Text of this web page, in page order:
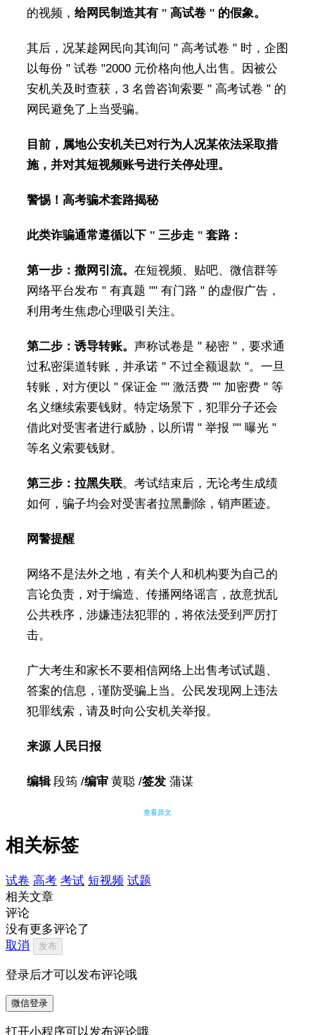
的视频， 给网民制造其有 " 高试卷 " 的假象。
其后，况某趁网民向其询问 " 高考试卷 " 时，企图
以每份 " 试卷 "2000 元价格向他人出售。因被公
安机关及时查获，3 名曾咨询索要 " 高考试卷 " 的
网民避免了上当受骗。
目前，属地公安机关已对行为人况某依法采取措
施，并对其短视频账号进行关停处理。
警惕！高考骗术套路揭秘
此类诈骗通常遵循以下 " 三步走 " 套路：
第一步：撒网引流。 在短视频、贴吧、微信群等
网络平台发布 " 有真题 "" 有门路 " 的虚假广告，
利用考生焦虑心理吸引关注。
第二步：诱导转账。 声称试卷是 " 秘密 "，要求通
过私密渠道转账，并承诺 " 不过全额退款 "。一旦
转账，对方便以 " 保证金 "" 激活费 "" 加密费 " 等
名义继续索要钱财。特定场景下，犯罪分子还会
借此对受害者进行威胁，以所谓 " 举报 "" 曝光 "
等名义索要钱财。
第三步：拉黑失联。考试结束后，无论考生成绩
如何，骗子均会对受害者拉黑删除，销声匿迹。
网警提醒
网络不是法外之地，有关个人和机构要为自己的
言论负责，对于编造、传播网络谣言，故意扰乱
公共秩序，涉嫌违法犯罪的，将依法受到严厉打
击。
广大考生和家长不要相信网络上出售考试试题、
答案的信息，谨防受骗上当。公民发现网上违法
犯罪线索，请及时向公安机关举报。
来源 人民日报
编辑段筠 /编审 黄聪 /签发蒲谋
查看原文
相关标签
试卷 高考 考试 短视频 试题
相关文章
评论
没有更多评论了
取消
发布
登录后才可以发布评论哦
微信登录
打开小程序可以发布评论哦